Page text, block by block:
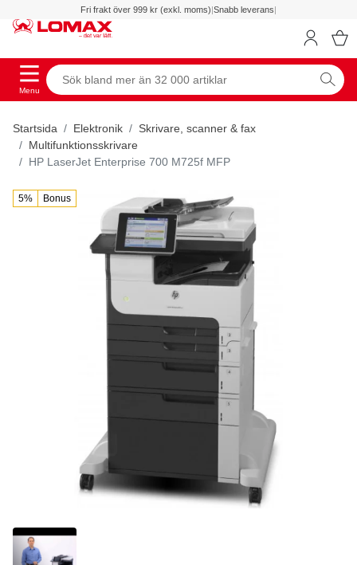
Fri frakt över 999 kr (exkl. moms)|Snabb leverans|
Menu
Startsida Elektronik
Skrivare, scanner & fax
Multifunktionsskrivare
HP LaserJet Enterprise 700 M725f MFP
5% Bonus